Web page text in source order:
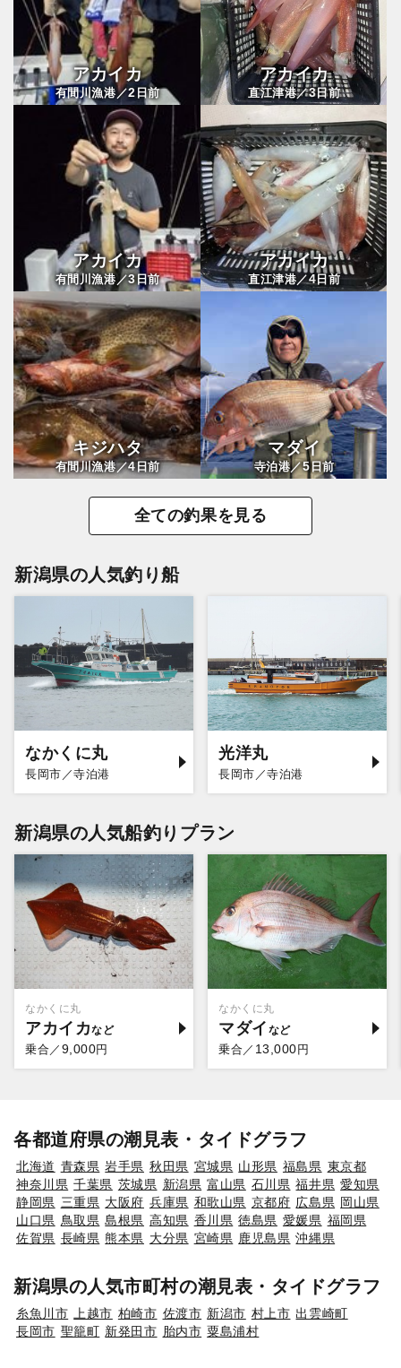
アカイカ
有間川漁港／2 日前
アカイカ
直江津港／3日前
アカイカ
有間川漁港／3日前
アカイカ
直江津港／4 日前
キジハタ
有間川漁港／4日前
マダイ
寺泊港／5日前
全ての釣果を見る
新潟県の人気釣り船
なかくに丸
長岡市／寺泊港
光洋丸
長岡市／寺泊港
新潟県の人気船釣りプラン
なかくに丸
アカイカ
乗合／ 9,000円
なかくに丸
マダイ
乗合／ 13,000円
各都道府県の潮見表・タイドグラフ
北海道 青森県 岩手県 秋田県 宮城県 山形県 福島県 東京都
神奈川県 千葉県 茨城県 新潟県 富山県 石川県 福井県 愛知県
静岡県 三重県 大阪府 兵庫県 和歌山県 京都府 広島県 岡山県
山口県 鳥取県 島根県 高知県 香川県 徳島県 愛媛県 福岡県
佐賀県 長崎県 熊本県 大分県 宮崎県 鹿児島県 沖縄県
新潟県の人気市町村の潮見表・タイドグラフ
糸魚川市 上越市 柏崎市 佐渡市 新潟市 村上市 出雲崎町
長岡市 聖籠町 新発田市 胎内市 粟島浦村